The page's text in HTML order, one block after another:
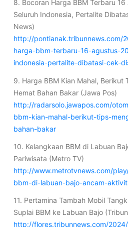
8. Bocoran Harga BBM Terbaru
Seluruh Indonesia, Pertalite
News)
http://pontianak.tribunnews.com/
harga-bbm-terbaru-16-agustus-
indonesia-pertalite-dibatasi-cek-
9. Harga BBM Kian Mahal, Berikut
Hemat Bahan Bakar (Jawa Pos)
http://radarsolo.jawapos.com/
bbm-kian-mahal-berikut-tips-
bahan-bakar
10. Kelangkaan BBM di Labuan
Pariwisata (Metro TV)
http://www.metrotvnews.com/
bbm-di-labuan-bajo-ancam-
11. Pertamina Tambah Mobil
Suplai BBM ke Labuan Bajo
http://flores.tribunnews.com/